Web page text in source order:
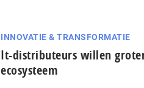
INNOVATIE & TRANSFORMATIE
It-dis­tri­bu­teurs willen
ecosysteem